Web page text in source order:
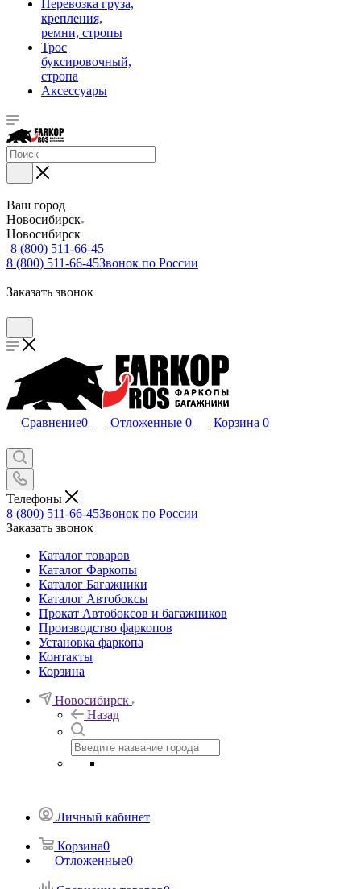
Перевозка груза,
крепления,
ремни, стропы
Трос
буксировочный,
стропа
Аксессуары
Ваш город
Новосибирск
Новосибирск
8 (800) 511-66-45
8 (800) 511-66-45Звонок по России
Заказать звонок
Сравнение0 Отложенные 0 Корзина 0
Телефоны
8 (800) 511-66-45Звонок по России
Заказать звонок
Каталог товаров
Каталог Фаркопы
Каталог Багажники
Каталог Автобоксы
Прокат Автобоксов и багажников
Производство фаркопов
Установка фаркопа
Контакты
Корзина
Новосибирск
Назад
Личный кабинет
Корзина0
Отложенные0